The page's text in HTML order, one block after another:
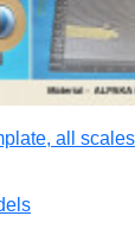
all scales